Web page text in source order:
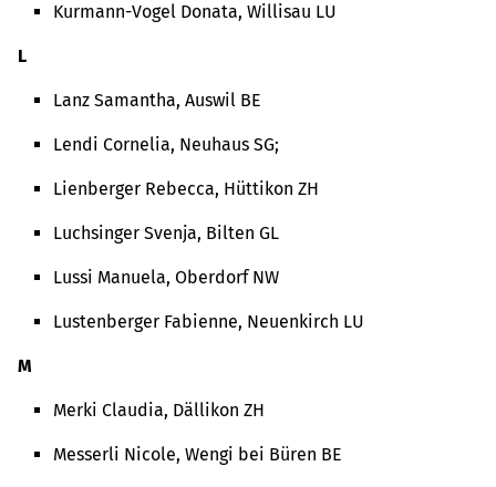
Kurmann-Vogel Donata, Willisau LU
L
Lanz Samantha, Auswil BE
Lendi Cornelia, Neuhaus SG;
Lienberger Rebecca, Hüttikon ZH
Luchsinger Svenja, Bilten GL
Lussi Manuela, Oberdorf NW
Lustenberger Fabienne, Neuenkirch LU
M
Merki Claudia, Dällikon ZH
Messerli Nicole, Wengi bei Büren BE